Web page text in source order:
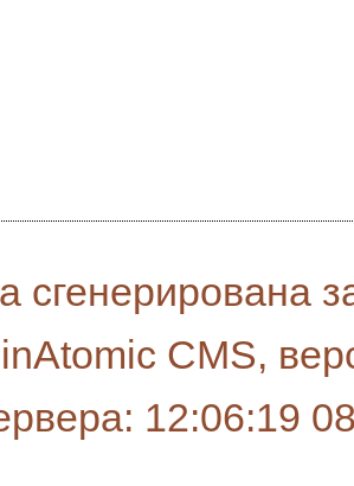
сгенерирована
CMS,
12:06:19